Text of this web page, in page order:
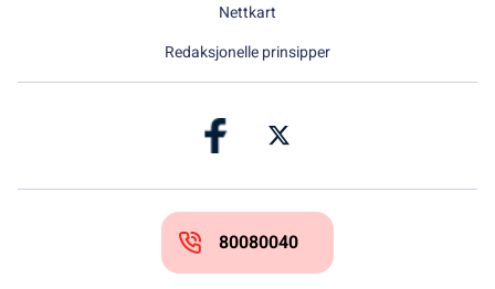
Nettkart
Redaksjonelle prinsipper
80080040